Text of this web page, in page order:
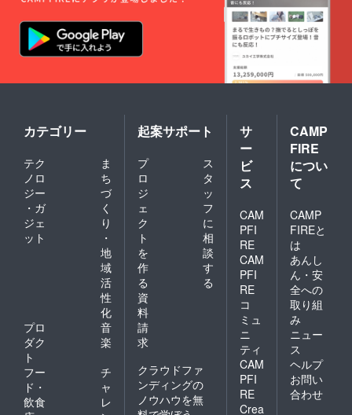
ス(3万
円)を複
数口ご
いた場
合です
が、上
本リ
ターン
セット
に 2口
目 リ
ターン
セット
セット
をプラ
ス 3口
目→ リ
ターン
セット
+お渡し
会10分
トーク
券 をプ
ラス の
ように
対応さ
せて頂
きま
カテゴリー
テク
ノロ
ジー
・ガ
ジェ
ット
ま
ち
づ
く
り
・
地
域
活
性
化
プロ
ダク
ト
音
楽
フー
ド・
飲食
チ
ャ
レ
起案サポート
プ
ロ
ジ
ェ
ク
ト
を
作
る
ス
タ
ッ
フ
に
相
談
す
る
資
料
請
求
クラウドファ
ンディングの
ノウハウを無
サ
ー
ビ
ス
CAM
PFI
RE
CAM
PFI
RE
コ
ミュ
ニ
ティ
CAM
PFI
RE
Crea
CAMP
FIRE
につい
て
CAMP
FIREと
は
あんし
ん・安
全への
取り組
み
ニュー
ス
ヘルプ
お問い
合わせ